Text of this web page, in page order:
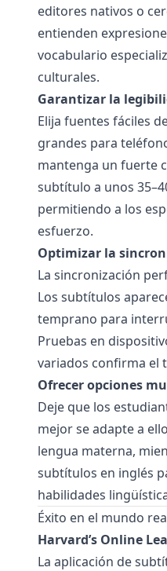
editores nativos o
entienden
vocabulario
culturales.
Garantizar la
Elija fuentes fáciles
grandes para
mantenga un fuerte
subtítulo a unos
permitiendo a los
esfuerzo.
Optimizar la
La sincronización
Los subtítulos
temprano para
Pruebas en
variados confirma el
Ofrecer opciones
Deje que los
mejor se adapte a
lengua materna,
subtítulos en inglés
habilidades
Éxito en el mundo
Harvard’s Online
La aplicación de